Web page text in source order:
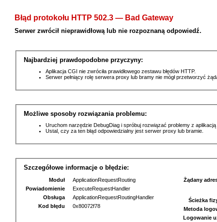
Błąd protokołu HTTP 502.3 — Bad Gateway
Serwer zwrócił nieprawidłową lub nie rozpoznaną odpowiedź.
Najbardziej prawdopodobne przyczyny:
Aplikacja CGI nie zwróciła prawidłowego zestawu błędów HTTP.
Serwer pełniący rolę serwera proxy lub bramy nie mógł przetworzyć
Możliwe sposoby rozwiązania problemu:
Uruchom narzędzie DebugDiag i spróbuj rozwiązać problemy z
Ustal, czy za ten błąd odpowiedzialny jest serwer proxy lub bramie.
Szczegółowe informacje o błędzie:
Moduł
ApplicationRequestRouting
Powiadomienie
ExecuteRequestHandler
Obsługa
ApplicationRequestRoutingHandler
Kod błędu
0x80072f78
Żądany
Ścieżka
Metoda
Logowanie